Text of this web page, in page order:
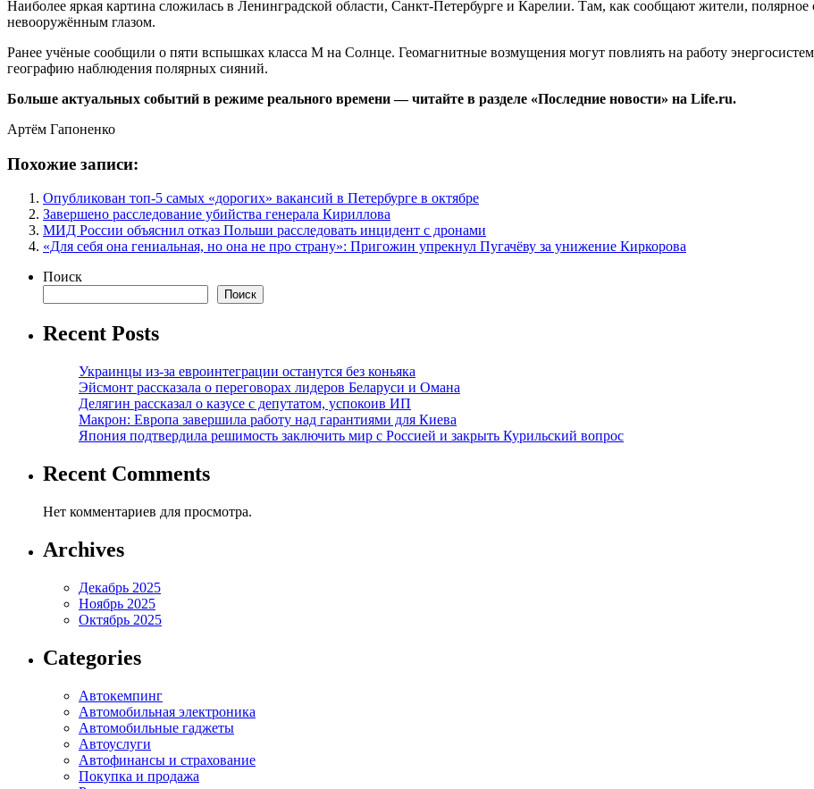
Наиболее яркая картина сложилась в Ленинградской области, Санкт-Петербурге и Карелии. Там, как сообщают жители,
невооружëнным глазом.
Ранее учёные сообщили о пяти вспышках класса М на Солнце. Геомагнитные возмущения могут повлиять на работу
географию наблюдения полярных сияний.
Больше актуальных событий в режиме реального времени — читайте в разделе «Последние новости» на Life.ru.
Артём Гапоненко
Похожие записи:
Опубликован топ-5 самых «дорогих» вакансий в Петербурге в октябре
Завершено расследование убийства генерала Кириллова
МИД России объяснил отказ Польши расследовать инцидент с дронами
«Для себя она гениальная, но она не про страну»: Пригожин упрекнул Пугачёву за унижение Киркорова
Поиск
Поиск
Recent Posts
Украинцы из-за евроинтеграции останутся без коньяка
Эйсмонт рассказала о переговорах лидеров Беларуси и Омана
Делягин рассказал о казусе с депутатом, успокоив ИП
Макрон: Европа завершила работу над гарантиями для Киева
Япония подтвердила решимость заключить мир с Россией и закрыть Курильский вопрос
Recent Comments
Нет комментариев для просмотра.
Archives
Декабрь 2025
Ноябрь 2025
Октябрь 2025
Categories
Автокемпинг
Автомобильная электроника
Автомобильные гаджеты
Автоуслуги
Автофинансы и страхование
Покупка и продажа